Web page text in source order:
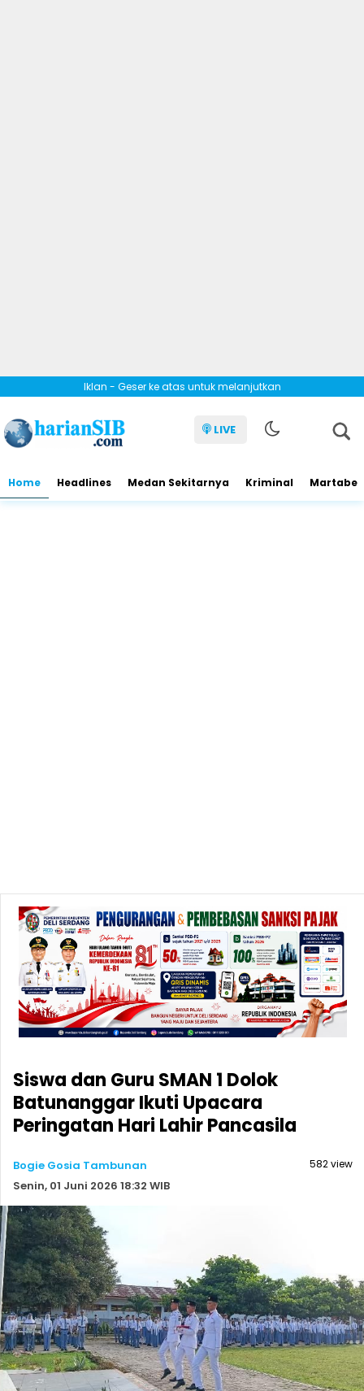
Iklan - Geser ke atas untuk melanjutkan
LIVE
Home Headlines Medan Sekitarnya Kriminal Martabe
Siswa dan Guru SMAN 1 Dolok
Batunanggar Ikuti Upacara
Peringatan Hari Lahir Pancasila
Bogie Gosia Tambunan
Senin, 01 Juni 2026 18:32 WIB
582 view